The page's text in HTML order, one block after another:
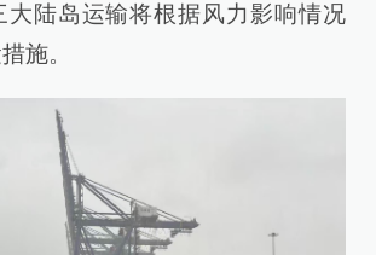
大陆岛运输将根据风力影响情况
施。